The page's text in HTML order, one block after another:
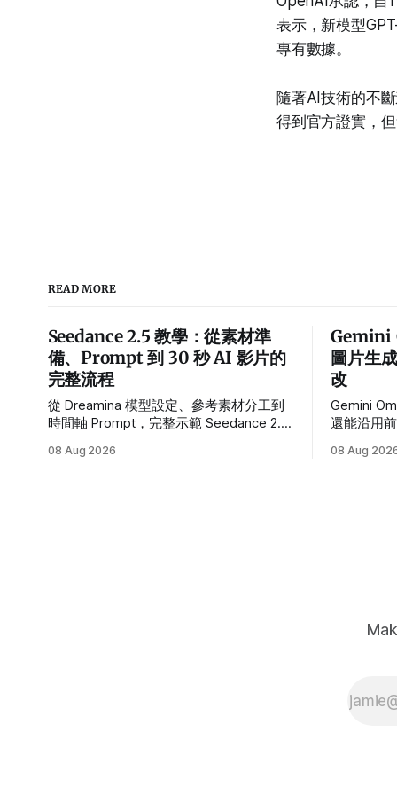
表示，新模型
專有數據。
隨著AI技術的不
得到官方證實，
READ MORE
Seedance 2.5 教學：從素材準
備、Prompt 到 30 秒 AI 影片的
完整流程
從 Dreamina 模型設定、參考素材分工到
時間軸 Prompt，完整示範 Seedance 2.5
08 Aug 2026
Gemini
圖片生
改
Gemini
還能沿用
Prompt。
08 Aug